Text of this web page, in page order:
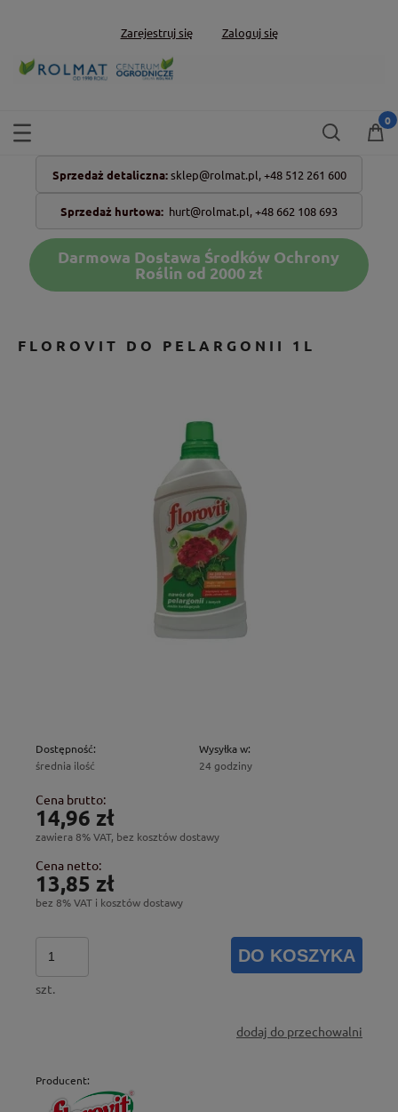
Zarejestruj się Zaloguj się
Sprzedaż detaliczna: sklep@rolmat.pl, +48 512 261 600
Sprzedaż hurtowa: hurt@rolmat.pl,+48 662 108 693
Darmowa Dostawa Środków Ochrony
Roślin od 2000 zł
FLOROVIT DO PELARGONII 1L
Dostępność:
średnia ilość
Wysyłka w:
24 godziny
Cena brutto:
14,96 zł
zawiera 8% VAT, bez kosztów dostawy
Cena netto:
13,85 zł
bez 8% VAT i kosztów dostawy
szt.
DO KOSZYKA
dodaj do przechowalni
Producent: